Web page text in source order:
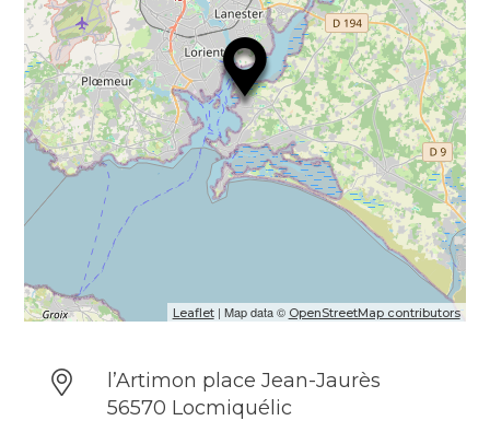
Handicap visuel
Handicap mental
Leaflet| Map data © OpenStreetMap contributors
l’Artimon place Jean-Jaurès
56570 Locmiquélic